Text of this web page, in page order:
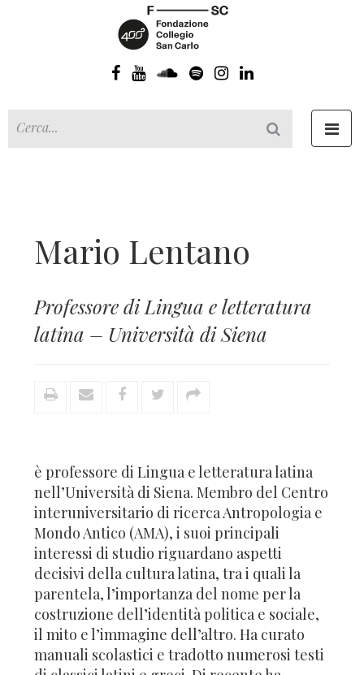
Mario Lentano
Professore di Lingua e letteratura
latina – Università di Siena
è professore di Lingua e letteratura latina
nell’Università di Siena. Membro del Centro
interuniversitario di ricerca Antropologia e
Mondo Antico (AMA), i suoi principali
interessi di studio riguardano aspetti
decisivi della cultura latina, tra i quali la
parentela, l’importanza del nome per la
costruzione dell’identità politica e sociale,
il mito e l’immagine dell’altro. Ha curato
manuali scolastici e tradotto numerosi testi